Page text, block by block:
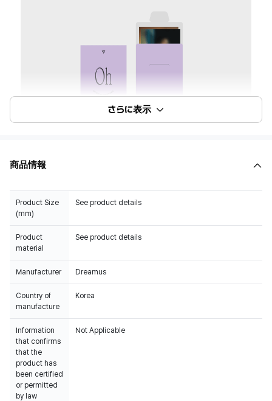
さらに表示
商品情報
Product Size
(mm)
See product details
Product
material
See product details
Manufacturer Dreamus
Country of
manufacture
Korea
Information
that confirms
that the
product has
been certified
or permitted
by law
Not Applicable